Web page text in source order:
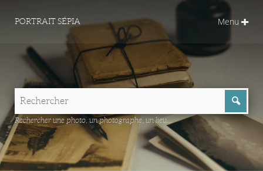
PORTRAIT SÉPIA Menu
Rechercher une photo, un photographe, un lieu...